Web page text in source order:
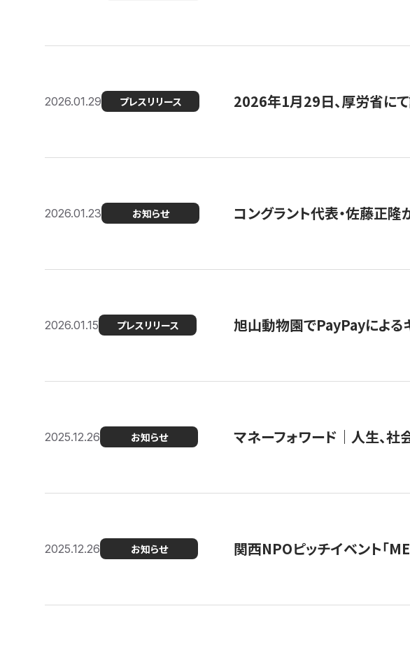
2026.01.29 プレスリリース 2026年1月29日、厚労省に
2026.01.23 お知らせ コングラント代表・佐藤正隆
2026.01.15 プレスリリース 旭山動物園でPayPayによる
2025.12.26 お知らせ マネーフォワード｜人生、
2025.12.26 お知らせ 関西NPOピッチイベント「